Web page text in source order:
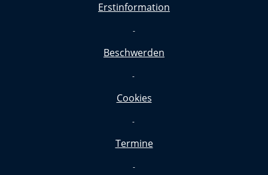
Erstinformation
-
Beschwerden
-
Cookies
-
Termine
-